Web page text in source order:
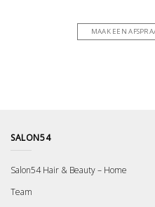
MAAK EEN
SALON54
Salon54 Hair & Beauty – Home
Team